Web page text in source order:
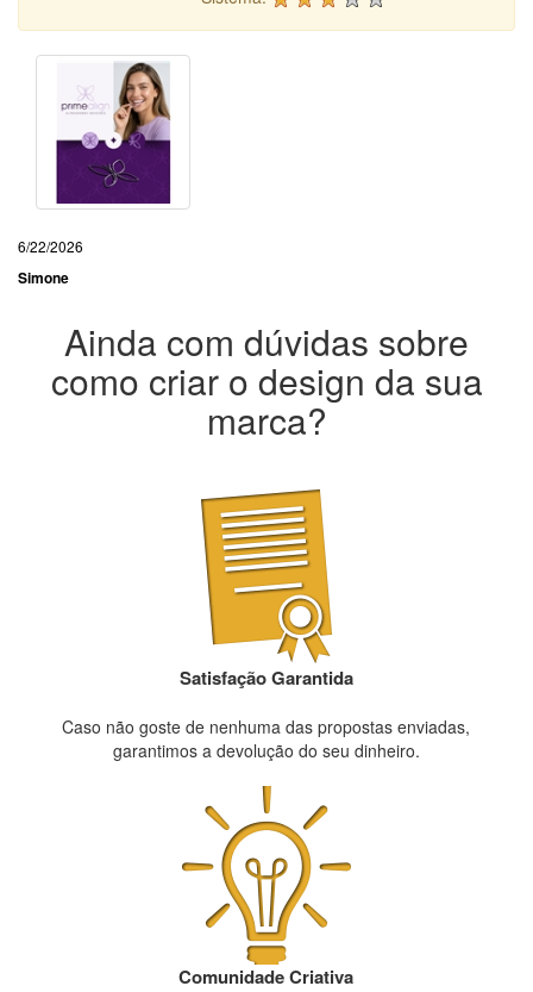
6/22/2026
Simone
Ainda com dúvidas sobre
como criar o design da sua
marca?
Satisfação Garantida
Caso não goste de nenhuma das propostas enviadas,
garantimos a devolução do seu dinheiro.
Comunidade Criativa